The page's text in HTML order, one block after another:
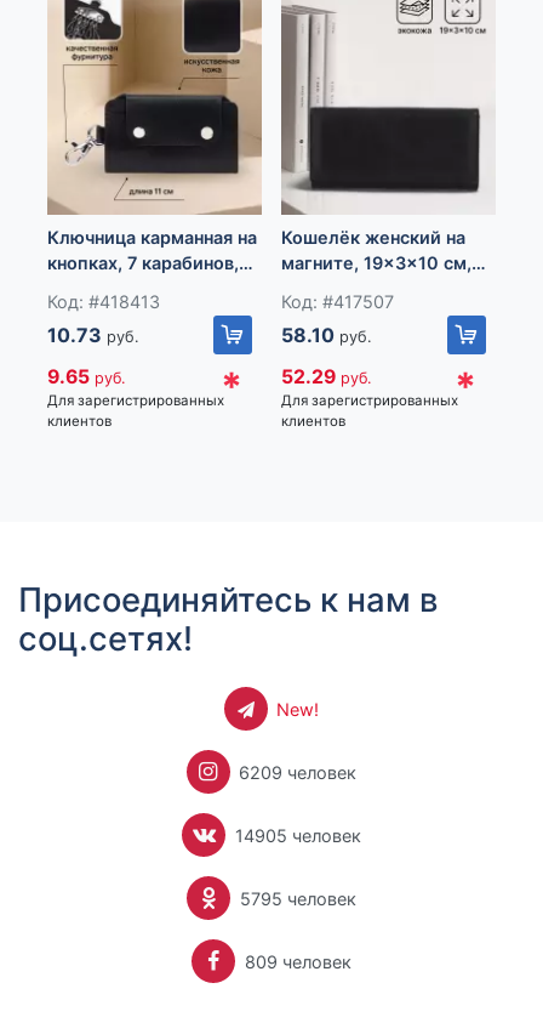
Ключница карманная на
кнопках, 7 карабинов,
черная
Код: #418413
10.73 руб.
9.65 руб.
Для зарегистрированных
клиентов
*
Кошелёк женский на
магните, 19×3×10 см,
Код: #417507
58.10 руб.
52.29 руб.
Для зарегистрированных
клиентов
*
Присоединяйтесь к нам в
соц.сетях!
New!
6209 человек
14905 человек
5795 человек
809 человек